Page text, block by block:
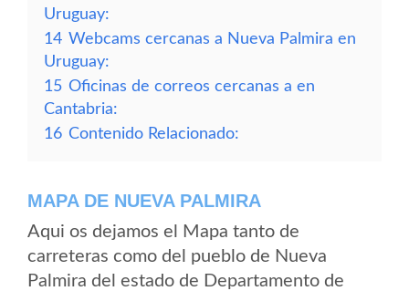
Uruguay:
14 Webcams cercanas a Nueva Palmira en
Uruguay:
15 Oficinas de correos cercanas a en
Cantabria:
16 Contenido Relacionado:
MAPA DE NUEVA PALMIRA
Aqui os dejamos el Mapa tanto de
carreteras como del pueblo de Nueva
Palmira del estado de Departamento de